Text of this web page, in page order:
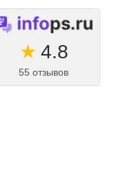
★ 4.8
55 отзывов